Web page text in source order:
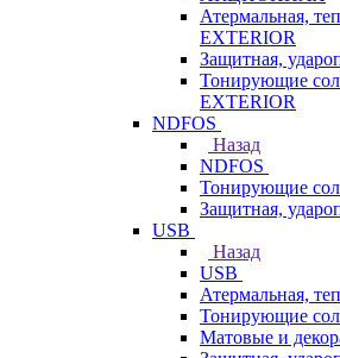
Атермальная,
EXTERIOR
Защитная,
Тонирующие
EXTERIOR
NDFOS
Назад
NDFOS
Тонирующие
Защитная,
USB
Назад
USB
Атермальная,
Тонирующие
Матовые и